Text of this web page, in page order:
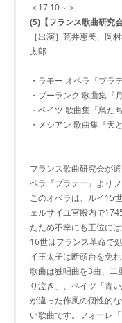
＜17:10～＞
(5)【フランス歌曲研究
［出演］荒井恵美、岡
太郎
・ラモー オペラ『プラ
・プーランク 歌曲集『
・ベイツ 歌曲集『鳥た
・メシアン 歌曲集『天
フランス歌曲研究会が
ペラ『プラテー』より
このオペラは、ルイ15
ェルサイユ宮殿内で
たため不幸にも王位に
16世はフランス革命で
イ王太子は断頭台を免
歌曲は独唱曲を3曲、二
り泣き」、ベイツ「青
が違った作風の個性的
い歌曲です。フォーレ